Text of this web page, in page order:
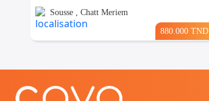
Sousse , Chatt Meriem
880.000 TND